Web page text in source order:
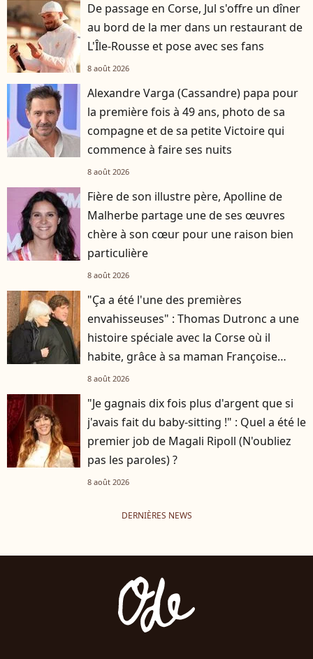
De passage en Corse, Jul s'offre un dîner
au bord de la mer dans un restaurant de
L'Île-Rousse et pose avec ses fans
8 août 2026
Alexandre Varga (Cassandre) papa pour
la première fois à 49 ans, photo de sa
compagne et de sa petite Victoire qui
commence à faire ses nuits
8 août 2026
Fière de son illustre père, Apolline de
Malherbe partage une de ses œuvres
chère à son cœur pour une raison bien
particulière
8 août 2026
"Ça a été l'une des premières
envahisseuses" : Thomas Dutronc a une
histoire spéciale avec la Corse où il
habite, grâce à sa maman Françoise
Hardy
8 août 2026
"Je gagnais dix fois plus d'argent que si
j'avais fait du baby-sitting !" : Quel a été le
premier job de Magali Ripoll (N'oubliez
pas les paroles) ?
8 août 2026
DERNIÈRES NEWS